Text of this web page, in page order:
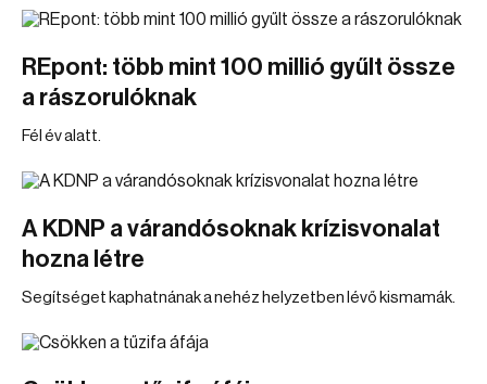
REpont: több mint 100 millió gyűlt össze
a rászorulóknak
Fél év alatt.
A KDNP a várandósoknak krízisvonalat
hozna létre
Segítséget kaphatnának a nehéz helyzetben lévő kismamák.